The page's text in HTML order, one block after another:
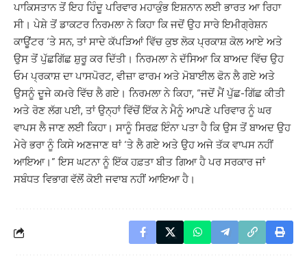
ਪਾਕਿਸਤਾਨ ਤੋਂ ਇਹ ਹਿੰਦੂ ਪਰਿਵਾਰ ਮਹਾਕੁੰਭ ਇਸ਼ਨਾਨ ਲਈ ਭਾਰਤ ਆ ਰਿਹਾ
ਸੀ। ਪੇਸ਼ੇ ਤੋਂ ਡਾਕਟਰ ਨਿਰਮਲਾ ਨੇ ਕਿਹਾ ਕਿ ਜਦੋਂ ਉਹ ਸਾਰੇ ਇਮੀਗ੍ਰੇਸ਼ਨ
ਕਾਊਂਟਰ ‘ਤੇ ਸਨ, ਤਾਂ ਸਾਦੇ ਕੱਪੜਿਆਂ ਵਿੱਚ ਕੁਝ ਲੋਕ ਪ੍ਰਕਾਸ਼ ਕੋਲ ਆਏ ਅਤੇ
ਉਸ ਤੋਂ ਪੁੱਛਗਿੱਛ ਸ਼ੁਰੂ ਕਰ ਦਿੱਤੀ। ਨਿਰਮਲਾ ਨੇ ਦੱਸਿਆ ਕਿ ਬਾਅਦ ਵਿੱਚ ਉਹ
ਓਮ ਪ੍ਰਕਾਸ਼ ਦਾ ਪਾਸਪੋਰਟ, ਵੀਜ਼ਾ ਫਾਰਮ ਅਤੇ ਮੋਬਾਈਲ ਫੋਨ ਲੈ ਗਏ ਅਤੇ
ਉਸਨੂੰ ਦੂਜੇ ਕਮਰੇ ਵਿੱਚ ਲੈ ਗਏ। ਨਿਰਮਲਾ ਨੇ ਕਿਹਾ, “ਜਦੋਂ ਮੈਂ ਪੁੱਛ-ਗਿੱਛ ਕੀਤੀ
ਅਤੇ ਰੋਣ ਲੱਗ ਪਈ, ਤਾਂ ਉਨ੍ਹਾਂ ਵਿੱਚੋਂ ਇੱਕ ਨੇ ਮੈਨੂੰ ਆਪਣੇ ਪਰਿਵਾਰ ਨੂੰ ਘਰ
ਵਾਪਸ ਲੈ ਜਾਣ ਲਈ ਕਿਹਾ। ਸਾਨੂੰ ਸਿਰਫ਼ ਇੰਨਾ ਪਤਾ ਹੈ ਕਿ ਉਸ ਤੋਂ ਬਾਅਦ ਉਹ
ਮੇਰੇ ਭਰਾ ਨੂੰ ਕਿਸੇ ਅਣਜਾਣ ਥਾਂ ‘ਤੇ ਲੈ ਗਏ ਅਤੇ ਉਹ ਅਜੇ ਤੱਕ ਵਾਪਸ ਨਹੀਂ
ਆਇਆ।” ਇਸ ਘਟਨਾ ਨੂੰ ਇੱਕ ਹਫ਼ਤਾ ਬੀਤ ਗਿਆ ਹੈ ਪਰ ਸਰਕਾਰ ਜਾਂ
ਸਬੰਧਤ ਵਿਭਾਗ ਵੱਲੋਂ ਕੋਈ ਜਵਾਬ ਨਹੀਂ ਆਇਆ ਹੈ।